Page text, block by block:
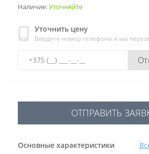
Наличие:Уточняйте
Уточнить цену
Введите номер телефона и мы
Основные характеристики
ОТПРАВИТЬ